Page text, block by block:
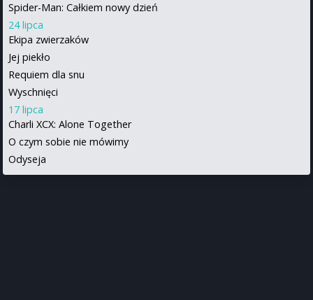
Spider-Man: Całkiem nowy dzień
24 lipca
Ekipa zwierzaków
Jej piekło
Requiem dla snu
Wyschnięci
17 lipca
Charli XCX: Alone Together
O czym sobie nie mówimy
Odyseja